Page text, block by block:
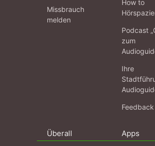
Missbrauch
melden
How to
Podcast
zum
Ihre
Feedback
Überall Apps